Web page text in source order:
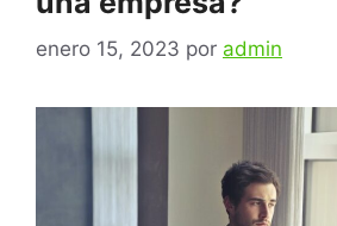
enero 15, 2023 por admin